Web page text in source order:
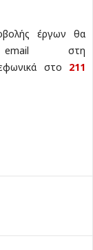
έργων θα
email
στη
στο 211